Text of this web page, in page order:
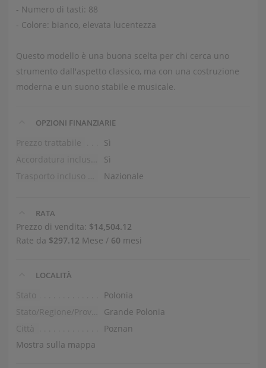
- Numero di tasti: 88
- Colore: bianco, elevata lucentezza
Questo modello è una buona scelta per chi cerca uno
strumento dall'aspetto classico, ma con una costruzione
moderna e un suono stabile e musicale.
OPZIONI FINANZIARIE
Prezzo trattabile
Sì
Sì
Nazionale
RATA
Prezzo di vendita: $14,504.12
Rate da $297.12 Mese / 60 mesi
LOCALITÀ
Stato
Polonia
Grande Polonia
Città
Poznan
Mostra sulla mappa